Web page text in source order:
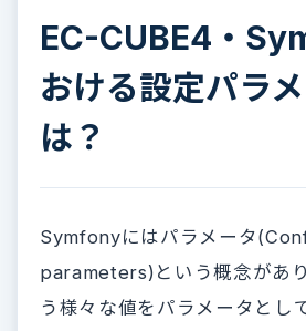
EC-CUBE4・
おける設定パラ
は？
Symfonyにはパラメータ
parameters)という概念があ
う様々な値をパラメータとし